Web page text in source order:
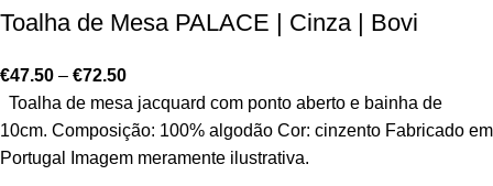
Toalha de Mesa PALACE | Cinza | Bovi
€47.50 – €72.50
Toalha de mesa jacquard com ponto aberto e bainha de
10cm. Composição: 100% algodão Cor: cinzento Fabricado em
Portugal Imagem meramente ilustrativa.